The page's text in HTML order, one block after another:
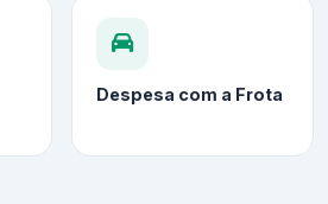
Despesa com a Frota